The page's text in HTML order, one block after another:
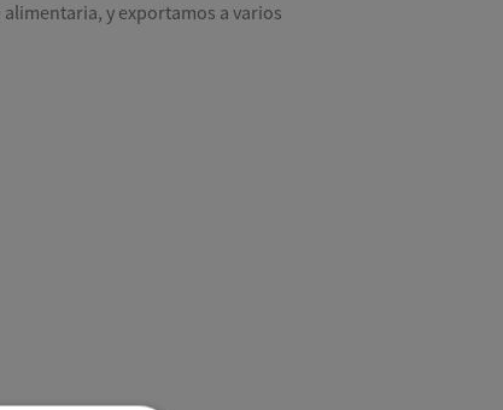
y exportamos a varios